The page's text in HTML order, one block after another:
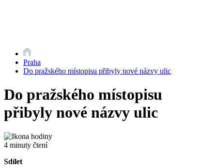
Praha
Do pražského místopisu přibyly nové názvy ulic
Do pražského místopisu
přibyly nové názvy ulic
4 minuty čtení
Sdílet